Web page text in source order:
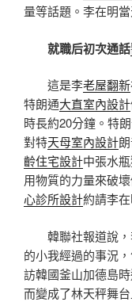
量等話題。李在明
就職后初次通話
這是李老屋翻新
特朗通大直室內設計
時長約20分鐘。特
對特天母室內設計
齡住宅設計中張水
用物質的力量來破
心診所設計約請李
韓聯社報道說
的小我經過的事況
訪韓國釜山加德島
而變成了林天秤舞